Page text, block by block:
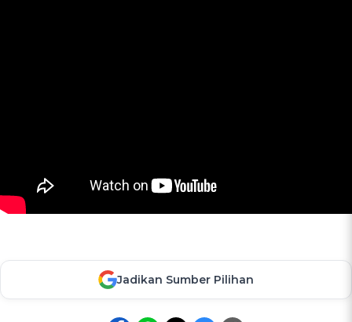
Jadikan Sumber Pilihan